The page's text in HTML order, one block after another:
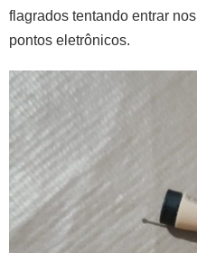
flagrados tentando entrar
pontos eletrônicos.